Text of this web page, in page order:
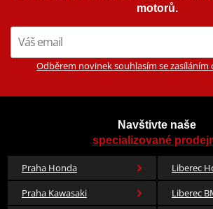
motorů.
Odběrem novinek souhlasím se zasíláním
Navštivte naše
specializované
Praha Honda
Liberec
Praha Kawasaki
Liberec